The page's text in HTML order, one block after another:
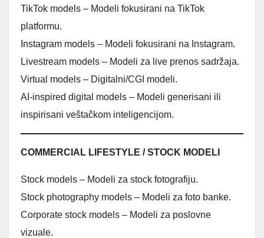
TikTok models – Modeli fokusirani na TikTok
platformu.
Instagram models – Modeli fokusirani na Instagram.
Livestream models – Modeli za live prenos sadržaja.
Virtual models – Digitalni/CGI modeli.
AI-inspired digital models – Modeli generisani ili
inspirisani veštačkom inteligencijom.
COMMERCIAL LIFESTYLE / STOCK MODELI
Stock models – Modeli za stock fotografiju.
Stock photography models – Modeli za foto banke.
Corporate stock models – Modeli za poslovne
vizuale.